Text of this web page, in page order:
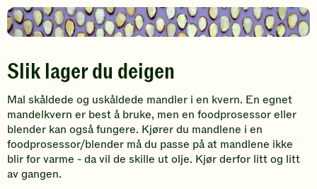
Slik lager du deigen
Mal skåldede og uskåldede mandler i en kvern. En egnet
mandelkvern er best å bruke, men en foodprosessor eller
blender kan også fungere. Kjører du mandlene i en
foodprosessor/blender må du passe på at mandlene ikke
blir for varme - da vil de skille ut olje. Kjør derfor litt og litt
av gangen.